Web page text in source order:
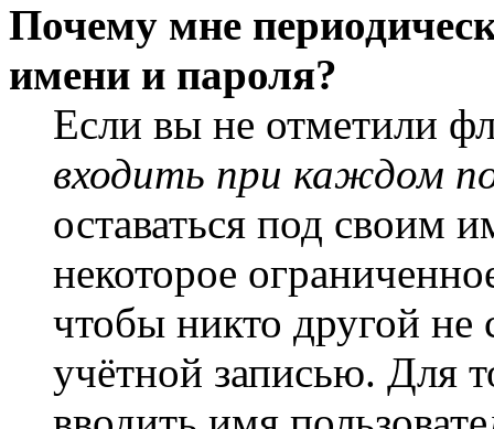
Почему мне
имени и пароля?
Если вы не отметили
входить при каждом
оставаться под своим
некоторое
чтобы никто другой не
учётной записью. Для